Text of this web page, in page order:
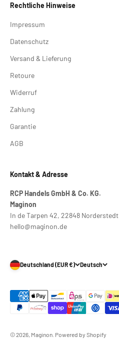
Rechtliche Hinweise
Impressum
Datenschutz
Versand & Lieferung
Retoure
Widerruf
Zahlung
Garantie
AGB
Kontakt & Adresse
RCP Handels GmbH & Co. KG.
Maginon
In de Tarpen 42, 22848 Norderstedt
hello@maginon.de
Deutschland (EUR €) Deutsch
© 2026, Maginon. Powered by Shopify